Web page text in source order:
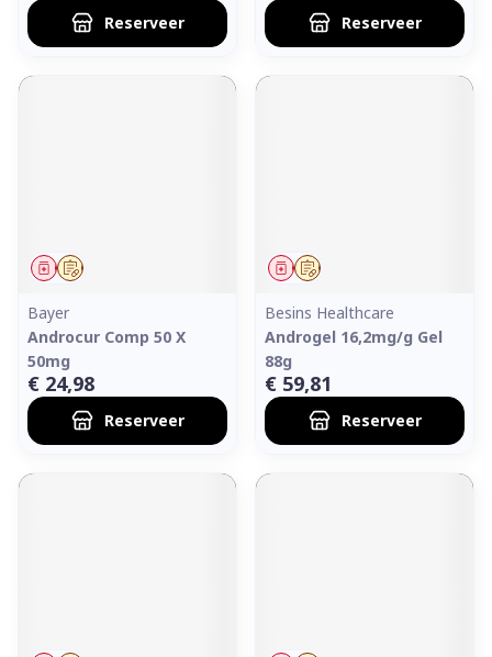
Reserveer Reserveer
Op voorschrift
Geneesmiddel
Bayer
Androcur Comp 50 X
50mg
€ 24,98
Reserveer
Op voorschrift
Geneesmiddel
Besins Healthcare
Androgel 16,2mg/g Gel
88g
€ 59,81
Reserveer